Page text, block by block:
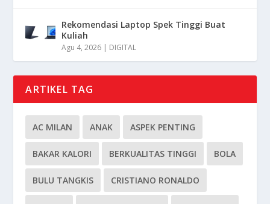
Rekomendasi Laptop Spek Tinggi Buat
Kuliah
Agu 4, 2026 | DIGITAL
ARTIKEL TAG
AC MILAN ANAK ASPEK PENTING
BAKAR KALORI BERKUALITAS TINGGI BOLA
BULU TANGKIS CRISTIANO RONALDO